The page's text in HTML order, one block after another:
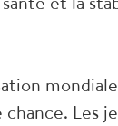
Les